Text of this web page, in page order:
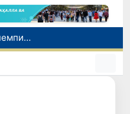
Шаҳрвандони Ӯзбекистон метавонанд дар доираи барномаи H-2A ба корҳои мавсимии кишоварзӣ дар ИМА сафарбар шаванд
Намояндагии Агентии муҳоҷират дар Москва моҳи июл ба зиёда аз 1,8 ҳазор шаҳрванди Ӯзбекистон кумак расонд